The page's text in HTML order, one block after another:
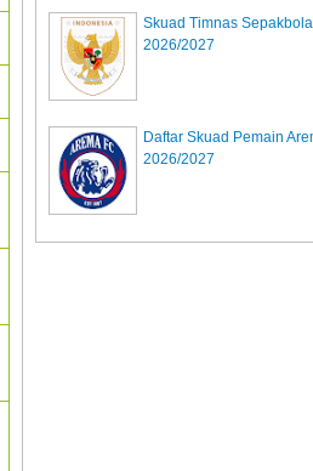
Skuad Timnas
2026/2027
Daftar Skuad Pemain
2026/2027